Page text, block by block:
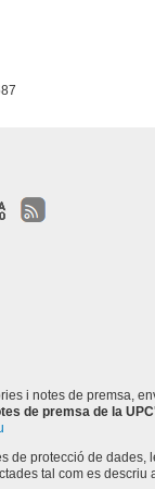
i notes de premsa,
de premsa de la
de protecció de dades,
tal com es descriu